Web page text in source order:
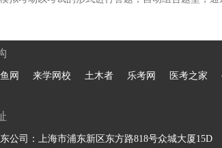
网 来学网校 土木者 乐考网 医考之家
公司：上海市浦东新区东方路818号众城大厦15D